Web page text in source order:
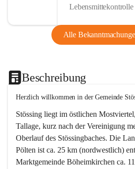
Lebensmittekontrolle
Alle
Beschreibung
Herzlich willkommen in der Gemeinde
Stössing liegt im östlichen
Tallage, kurz nach der Vereinigung
Oberlauf des Stössingbaches. Die
Pölten ist ca. 25 km (nordwestlich)
Marktgemeinde Böheimkirchen ca.